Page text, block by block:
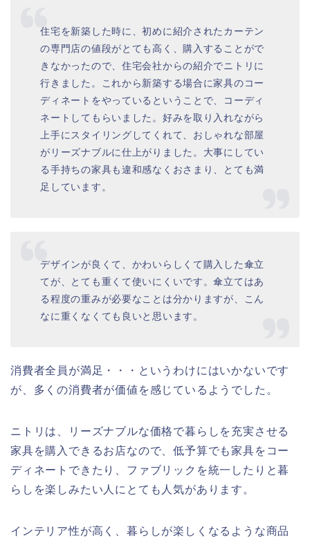
住宅を新築した時に、初めに紹介されたカーテン
の専門店の値段がとても高く、購入することがで
きなかったので、住宅会社からの紹介でニトリに
行きました。これから新築する場合に家具のコー
ディネートをやっているということで、コーディ
ネートしてもらいました。好みを取り入れながら
上手にスタイリングしてくれて、おしゃれな部屋
がリーズナブルに仕上がりました。大事にしてい
る手持ちの家具も違和感なくおさまり、とても満
足しています。
デザインが良くて、かわいらしくて購入した傘立
てが、とても重くて使いにくいです。傘立てはあ
る程度の重みが必要なことは分かりますが、こん
なに重くなくても良いと思います。
消費者全員が満足・・・というわけにはいかないです
が、多くの消費者が価値を感じているようでした。
ニトリは、リーズナブルな価格で暮らしを充実させる
家具を購入できるお店なので、低予算でも家具をコー
ディネートできたり、ファブリックを統一したりと暮
らしを楽しみたい人にとても人気があります。
インテリア性が高く、暮らしが楽しくなるような商品